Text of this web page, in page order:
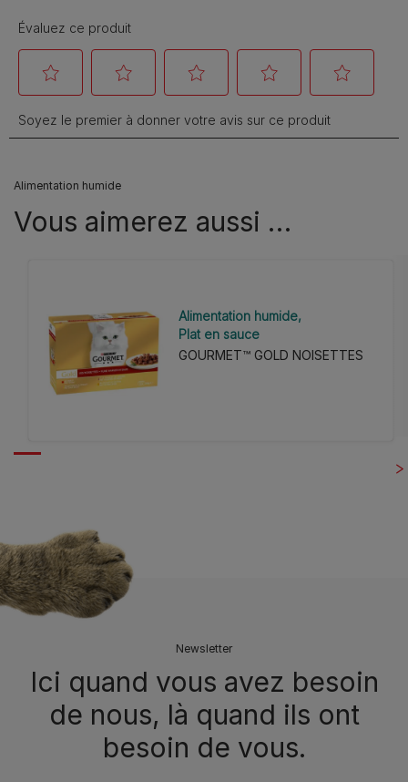
Alimentation humide
Vous aimerez aussi …
Alimentation humide
Plat en sauce
GOURMET™ GOLD NOISETTES
Newsletter
Ici quand vous avez besoin
de nous, là quand ils ont
besoin de vous.